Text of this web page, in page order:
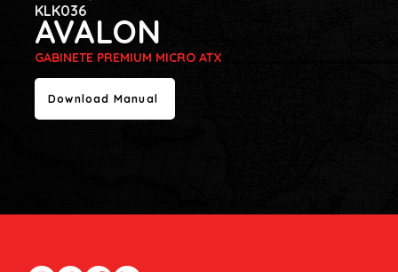
AVALON
KLK036
GABINETE PREMIUM MICRO ATX
Download Manual